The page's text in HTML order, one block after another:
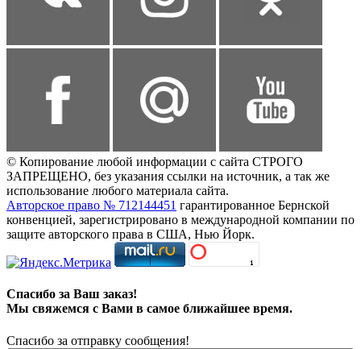
© Копирование любой информации с сайта СТРОГО
ЗАПРЕЩЕНО, без указания ссылки на источник, а так же
использование любого материала сайта.
Авторское право № 712144451 гарантированное Бернской
конвенцией, зарегистрировано в международной компании по
защите авторского права в США, Нью Йорк.
Спасибо за Ваш заказ!
Мы свяжемся с Вами в самое ближайшее время.
Спасибо за отправку сообщения!